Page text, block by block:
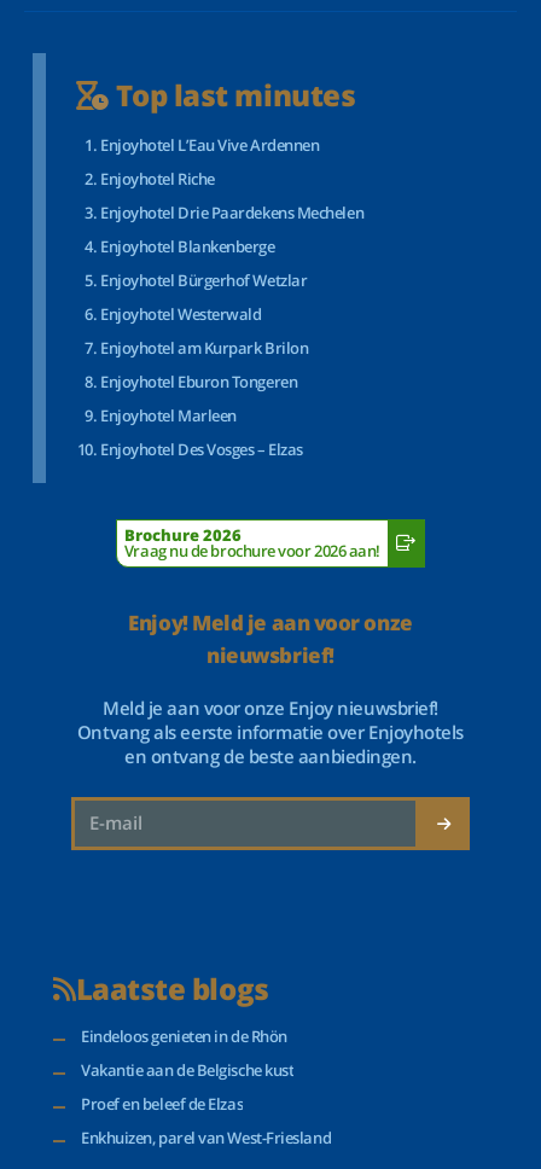
Top last minutes
Enjoyhotel L’Eau Vive Ardennen
Enjoyhotel Riche
Enjoyhotel Drie Paardekens Mechelen
Enjoyhotel Blankenberge
Enjoyhotel Bürgerhof Wetzlar
Enjoyhotel Westerwald
Enjoyhotel am Kurpark Brilon
Enjoyhotel Eburon Tongeren
Enjoyhotel Marleen
Enjoyhotel Des Vosges – Elzas
Brochure 2026
Vraag nu de brochure voor 2026 aan!
Enjoy! Meld je aan voor onze
nieuwsbrief!
Meld je aan voor onze Enjoy nieuwsbrief!
Ontvang als eerste informatie over Enjoyhotels
en ontvang de beste aanbiedingen.
Laatste blogs
Eindeloos genieten in de Rhön
Vakantie aan de Belgische kust
Proef en beleef de Elzas
Enkhuizen, parel van West-Friesland